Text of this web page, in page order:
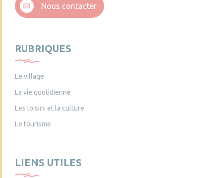
Nous contacter
RUBRIQUES
Le village
La vie quotidienne
Les loisirs et la culture
Le tourisme
LIENS UTILES